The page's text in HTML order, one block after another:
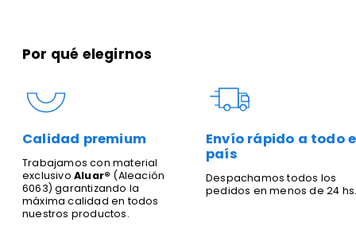
Por qué elegirnos
Calidad premium
Trabajamos con material
exclusivo Aluar® (Aleación
6063) garantizando la
máxima calidad en todos
nuestros productos.
Envío rápido a todo
país
Despachamos todos los
pedidos en menos de 24